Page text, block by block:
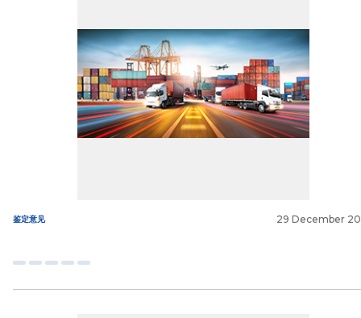
鉴定意见 29 December